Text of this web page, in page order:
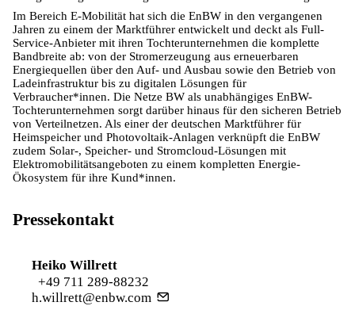
Im Bereich E-Mobilität hat sich die EnBW in den vergangenen
Jahren zu einem der Marktführer entwickelt und deckt als Full-
Service-Anbieter mit ihren Tochterunternehmen die komplette
Bandbreite ab: von der Stromerzeugung aus erneuerbaren
Energiequellen über den Auf- und Ausbau sowie den Betrieb von
Ladeinfrastruktur bis zu digitalen Lösungen für
Verbraucher*innen. Die Netze BW als unabhängiges EnBW-
Tochterunternehmen sorgt darüber hinaus für den sicheren Betrieb
von Verteilnetzen. Als einer der deutschen Marktführer für
Heimspeicher und Photovoltaik-Anlagen verknüpft die EnBW
zudem Solar-, Speicher- und Stromcloud-Lösungen mit
Elektromobilitätsangeboten zu einem kompletten Energie-
Ökosystem für ihre Kund*innen.
Pressekontakt
Heiko Willrett
+49 711 289-88232
h.willrett@enbw.com